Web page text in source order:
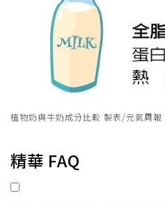
植物奶與牛奶成分比較 製表/元氣周報
精華 FAQ